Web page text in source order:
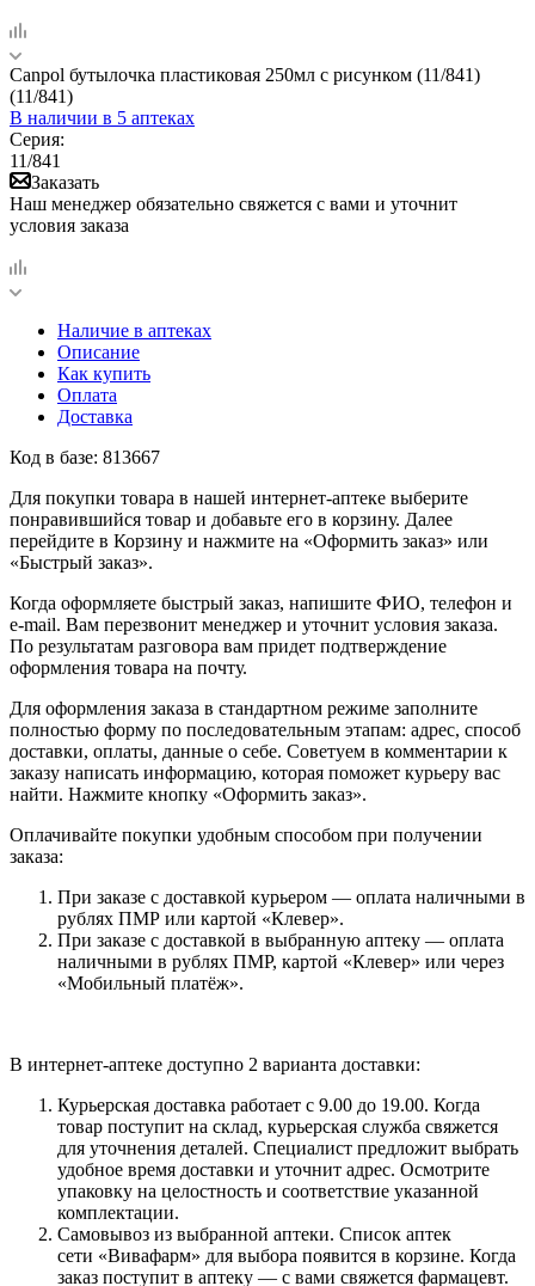
Canpol бутылочка пластиковая 250мл с рисунком (11/841)
(11/841)
В наличии в 5 аптеках
Серия:
11/841
Заказать
Наш менеджер обязательно свяжется с вами и уточнит
условия заказа
Наличие в аптеках
Описание
Как купить
Оплата
Доставка
Код в базе: 813667
Для покупки товара в нашей интернет-аптеке выберите
понравившийся товар и добавьте его в корзину. Далее
перейдите в Корзину и нажмите на «Оформить заказ» или
«Быстрый заказ».
Когда оформляете быстрый заказ, напишите ФИО, телефон и
e-mail. Вам перезвонит менеджер и уточнит условия заказа.
По результатам разговора вам придет подтверждение
оформления товара на почту.
Для оформления заказа в стандартном режиме заполните
полностью форму по последовательным этапам: адрес, способ
доставки, оплаты, данные о себе. Советуем в комментарии к
заказу написать информацию, которая поможет курьеру вас
найти. Нажмите кнопку «Оформить заказ».
Оплачивайте покупки удобным способом при получении
заказа:
При заказе с доставкой курьером — оплата наличными в
рублях ПМР или картой «Клевер».
При заказе с доставкой в выбранную аптеку — оплата
наличными в рублях ПМР, картой «Клевер» или через
«Мобильный платёж».
В интернет-аптеке доступно 2 варианта доставки:
Курьерская доставка работает с 9.00 до 19.00. Когда
товар поступит на склад, курьерская служба свяжется
для уточнения деталей. Специалист предложит выбрать
удобное время доставки и уточнит адрес. Осмотрите
упаковку на целостность и соответствие указанной
комплектации.
Самовывоз из выбранной аптеки. Список аптек
сети «Вивафарм» для выбора появится в корзине. Когда
заказ поступит в аптеку — с вами свяжется фармацевт.